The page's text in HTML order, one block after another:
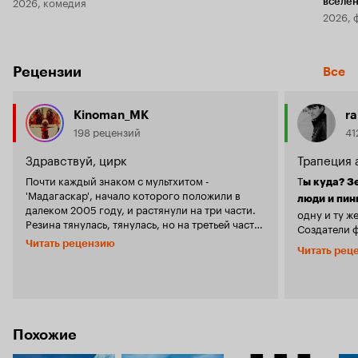
2026,
Рецензии Все
Kinoman_MK
198 рецензий
Здравствуй, цирк
Почти каждый знаком с мультхитом -
'Мадагаскар', начало которого положили в
далеком 2005 году, и растянули на три части.
Резина тянулась, тянулась, но на третьей части
уже растянулась, расширив кругом сюжетные
провалы, простой детский юморочек и слабый
сценарии, потому что закрутка сюжета ни на
процент не удалась, да и планы у героев
Читать рецензию
Трапеция
Ты куда?
люди и
одну и ту
Создатели
завершают
«Зарагоза»
Читать
Похожие